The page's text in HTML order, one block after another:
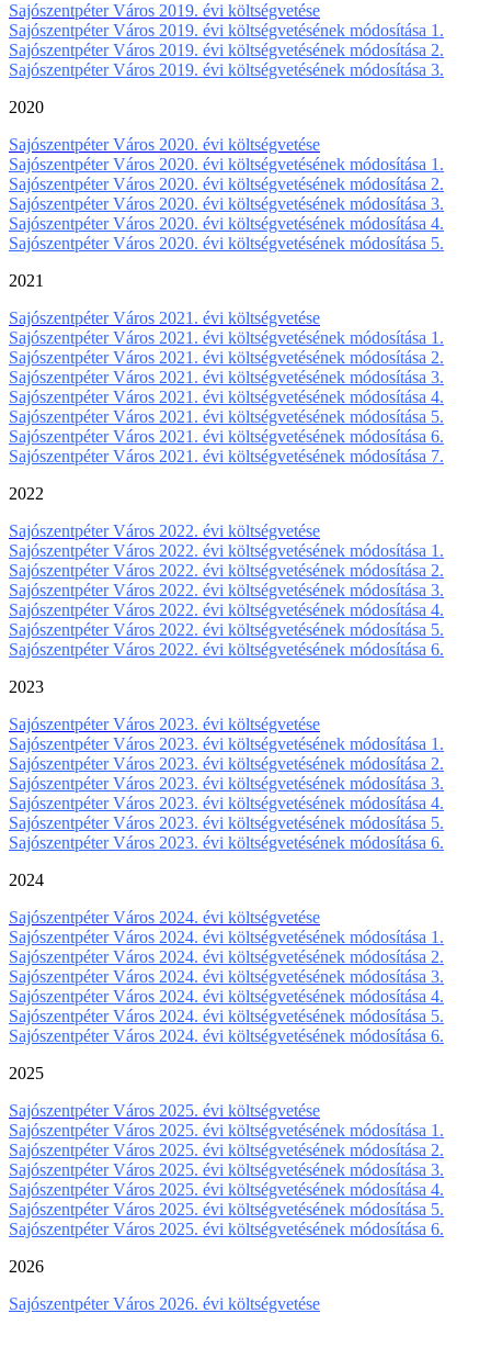
Sajószentpéter Város 2019. évi költségvetése
Sajószentpéter Város 2019. évi költségvetésének módosítása 1.
Sajószentpéter Város 2019. évi költségvetésének módosítása 2.
Sajószentpéter Város 2019. évi költségvetésének módosítása 3.
2020
Sajószentpéter Város 2020. évi költségvetése
Sajószentpéter Város 2020. évi költségvetésének módosítása 1.
Sajószentpéter Város 2020. évi költségvetésének módosítása 2.
Sajószentpéter Város 2020. évi költségvetésének módosítása 3.
Sajószentpéter Város 2020. évi költségvetésének módosítása 4.
Sajószentpéter Város 2020. évi költségvetésének módosítása 5.
2021
Sajószentpéter Város 2021. évi költségvetése
Sajószentpéter Város 2021. évi költségvetésének módosítása 1.
Sajószentpéter Város 2021. évi költségvetésének módosítása 2.
Sajószentpéter Város 2021. évi költségvetésének módosítása 3.
Sajószentpéter Város 2021. évi költségvetésének módosítása 4.
Sajószentpéter Város 2021. évi költségvetésének módosítása 5.
Sajószentpéter Város 2021. évi költségvetésének módosítása 6.
Sajószentpéter Város 2021. évi költségvetésének módosítása 7.
2022
Sajószentpéter Város 2022. évi költségvetése
Sajószentpéter Város 2022. évi költségvetésének módosítása 1.
Sajószentpéter Város 2022. évi költségvetésének módosítása 2.
Sajószentpéter Város 2022. évi költségvetésének módosítása 3.
Sajószentpéter Város 2022. évi költségvetésének módosítása 4.
Sajószentpéter Város 2022. évi költségvetésének módosítása 5.
Sajószentpéter Város 2022. évi költségvetésének módosítása 6.
2023
Sajószentpéter Város 2023. évi költségvetése
Sajószentpéter Város 2023. évi költségvetésének módosítása 1.
Sajószentpéter Város 2023. évi költségvetésének módosítása 2.
Sajószentpéter Város 2023. évi költségvetésének módosítása 3.
Sajószentpéter Város 2023. évi költségvetésének módosítása 4.
Sajószentpéter Város 2023. évi költségvetésének módosítása 5.
Sajószentpéter Város 2023. évi költségvetésének módosítása 6.
2024
Sajószentpéter Város 2024. évi költségvetése
Sajószentpéter Város 2024. évi költségvetésének módosítása 1.
Sajószentpéter Város 2024. évi költségvetésének módosítása 2.
Sajószentpéter Város 2024. évi költségvetésének módosítása 3.
Sajószentpéter Város 2024. évi költségvetésének módosítása 4.
Sajószentpéter Város 2024. évi költségvetésének módosítása 5.
Sajószentpéter Város 2024. évi költségvetésének módosítása 6.
2025
Sajószentpéter Város 2025. évi költségvetése
Sajószentpéter Város 2025. évi költségvetésének módosítása 1.
Sajószentpéter Város 2025. évi költségvetésének módosítása 2.
Sajószentpéter Város 2025. évi költségvetésének módosítása 3.
Sajószentpéter Város 2025. évi költségvetésének módosítása 4.
Sajószentpéter Város 2025. évi költségvetésének módosítása 5.
Sajószentpéter Város 2025. évi költségvetésének módosítása 6.
2026
Sajószentpéter Város 2026. évi költségvetése